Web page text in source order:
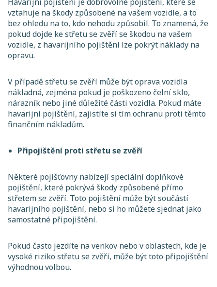
vztahuje na škody způsobené na vašem vozidle, a to
bez ohledu na to, kdo nehodu způsobil. To znamená, že
pokud dojde ke střetu se zvěří se škodou na vašem
vozidle, z havarijního pojištění lze pokrýt náklady na
opravu.
V případě střetu se zvěří může být oprava vozidla
nákladná, zejména pokud je poškozeno čelní sklo,
nárazník nebo jiné důležité části vozidla. Pokud máte
havarijní pojištění, zajistíte si tím ochranu proti těmto
finančním nákladům.
Připojištění proti střetu se zvěří
Některé pojišťovny nabízejí speciální doplňkové
pojištění, které pokrývá škody způsobené přímo
střetem se zvěří. Toto pojištění může být součástí
havarijního pojištění, nebo si ho můžete sjednat jako
samostatné připojištění.
Pokud často jezdíte na venkov nebo v oblastech, kde je
vysoké riziko střetu se zvěří, může být toto připojištění
výhodnou volbou.